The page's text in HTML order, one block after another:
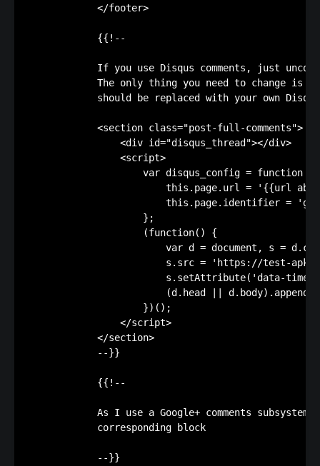
            </footer>
            {{!--
If you use Disqus comments, just
The only thing you need to change is
should be replaced with your own
            <section class="post-full-comments">
                <div id="disqus_thread"></div>
                <script>
var disqus_config = function
this.page.url = '{{url
this.page.identifier =
                    };
                    (function() {
var d = document, s =
s.src = 'https://test-
s.setAttribute('data-
(d.head ||
                    })();
                </script>
            </section>
            --}}
            {{!--
As I use a Google+ comments
            corresponding block
            --}}